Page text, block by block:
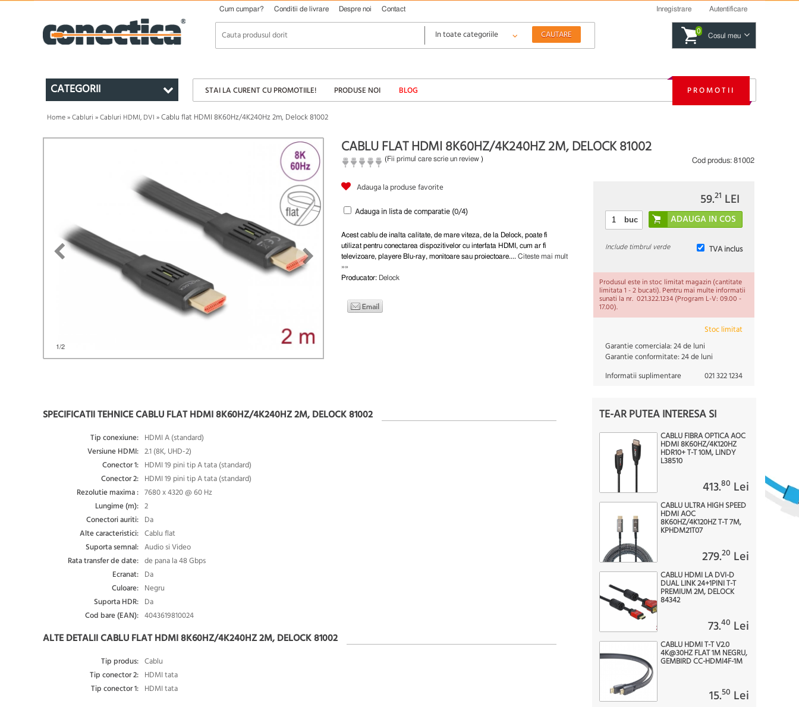
Cum cumpar? Conditii de livrare Despre noi Contact Inregistrare Autentificare
0
Cosul meu
CATEGORII STAI LA CURENT CU PROMOTIILE! PRODUSE NOI BLOG PROMOTII
Home»Cabluri »Cabluri HDMI, DVI »Cablu flat HDMI 8K60Hz/4K240Hz 2m, Delock 81002
1/2
CABLU FLAT HDMI 8K60HZ/4K240HZ 2M, DELOCK 81002
(Fii primul care scrie un review ) Cod produs: 81002
Adauga la produse favorite
Adauga in lista de comparatie (0/4)
Acest cablu de inalta calitate, de mare viteza, de la Delock, poate fi
utilizat pentru conectarea dispozitivelor cu interfata HDMI, cum ar fi
televizoare, playere Blu-ray, monitoare sau proiectoare.... Citeste mai mult
»»
Producator: Delock
59.21 LEI
buc
TVA inclus
Include timbrul verde
Produsul este in stoc limitat magazin (cantitate
limitata 1 - 2 bucati). Pentru mai multe informatii
sunati la nr. 021.322.1234 (Program L-V: 09.00 -
17.00).
Stoc limitat
Garantie comerciala:24 de luni
Garantie conformitate:24 de luni
Informatii suplimentare
021 322 1234
SPECIFICATII TEHNICE CABLU FLAT HDMI 8K60HZ/4K240HZ 2M, DELOCK 81002
Tip conexiune: HDMI A (standard)
Versiune HDMI: 2.1 (8K, UHD-2)
Conector 1: HDMI 19 pini tip A tata (standard)
Conector 2: HDMI 19 pini tip A tata (standard)
Rezolutie maxima : 7680 x 4320 @ 60 Hz
Lungime (m): 2
Conectori auriti: Da
Alte caracteristici: Cablu flat
Suporta semnal: Audio si Video
Rata transfer de date: de pana la 48 Gbps
Ecranat: Da
Culoare: Negru
Suporta HDR: Da
Cod bare (EAN): 4043619810024
ALTE DETALII CABLU FLAT HDMI 8K60HZ/4K240HZ 2M, DELOCK 81002
Tip produs: Cablu
Tip conector 2: HDMI tata
Tip conector 1: HDMI tata
TE-AR PUTEA INTERESA SI
CABLU FIBRA OPTICA AOC
HDMI 8K60HZ/4K120HZ
HDR10+ T-T 10M, LINDY
L38510
413.80 Lei
CABLU ULTRA HIGH SPEED
HDMI AOC
8K60HZ/4K120HZ T-T 7M,
KPHDM21T07
279.20 Lei
CABLU HDMI LA DVI-D
DUAL LINK 24+1PINI T-T
PREMIUM 2M, DELOCK
84342
73.40 Lei
CABLU HDMI T-T V2.0
4K@30HZ FLAT 1M NEGRU,
GEMBIRD CC-HDMI4F-1M
15.50 Lei